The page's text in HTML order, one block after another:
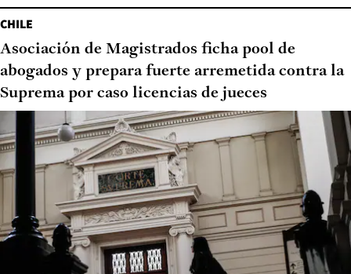
CHILE
Asociación de Magistrados ficha pool de
abogados y prepara fuerte arremetida contra la
Suprema por caso licencias de jueces